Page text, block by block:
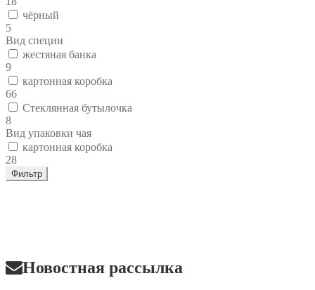
чёрный
5
Вид специи
жестяная банка
9
картонная коробка
66
Стеклянная бутылочка
8
Вид упаковки чая
картонная коробка
28
Фильтр
Новостная рассылка